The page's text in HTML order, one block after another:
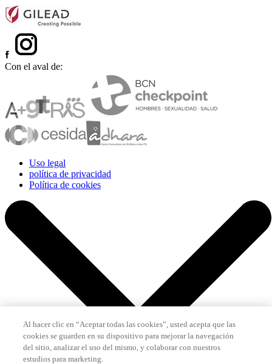
Con el aval de:
Uso legal
política de privacidad
Política de cookies
Al hacer clic en “Aceptar todas las cookies”, usted acepta que las
cookies se guarden en su dispositivo para mejorar la navegación
del sitio, analizar el uso del mismo, y colaborar con nuestros
estudios para marketing.